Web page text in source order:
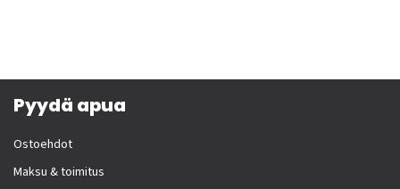
Pyydä apua
Ostoehdot
Maksu & toimitus